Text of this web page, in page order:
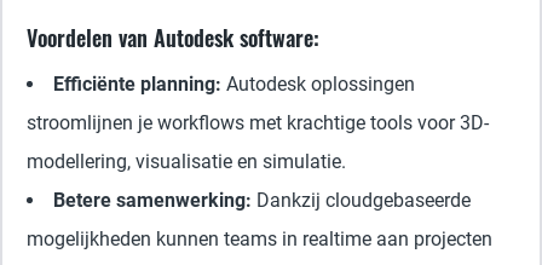
Voordelen van Autodesk software:
Efficiënte planning: Autodesk oplossingen
stroomlijnen je workflows met krachtige tools voor 3D-
modellering, visualisatie en simulatie.
Betere samenwerking: Dankzij cloudgebaseerde
mogelijkheden kunnen teams in realtime aan projecten